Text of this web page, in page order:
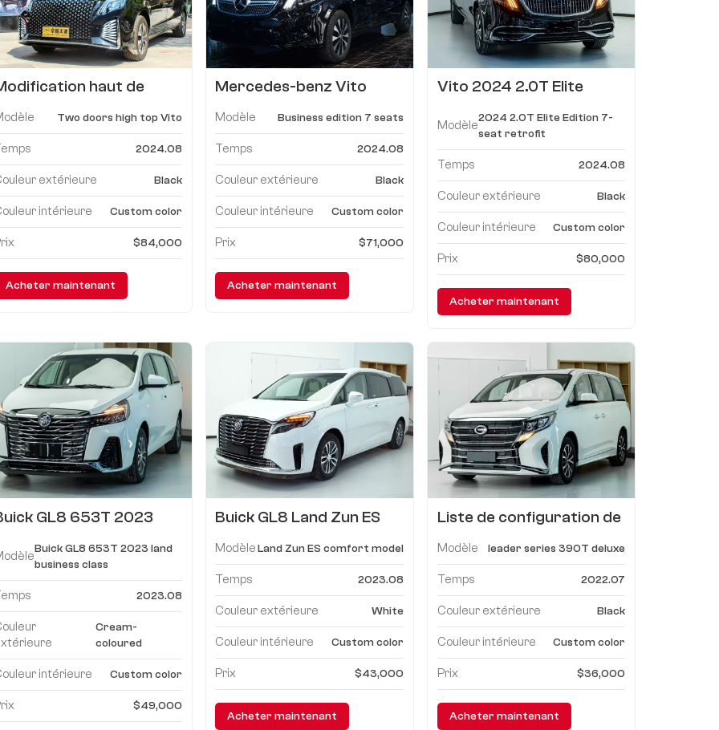
haut de
benz Vito
Two doors high top Vito
2024.08
extérieure Black
intérieure Custom color
$84,000
Acheter maintenant
Mercedes-benz Vito
business 7 places
rénovation
Modèle Business edition 7 seats
Temps 2024.08
Couleur extérieure Black
Couleur intérieure Custom color
Prix $71,000
Acheter maintenant
Vito 2024 2.0T Elite
modernisé
Modèle
2024 2.0T Elite Edition 7-
seat retrofit
Temps 2024.08
Couleur extérieure Black
Couleur intérieure Custom color
Prix $80,000
Acheter maintenant
GL8 653T 2023
Buick GL8 653T 2023 land
business class
2023.08
Cream-
coloured
intérieure Custom color
$49,000
Buick GL8 Land Zun ES
ModèleLand Zun ES comfort model
Temps 2023.08
Couleur extérieure White
Couleur intérieure Custom color
Prix $43,000
Acheter maintenant
Liste de configuration de
de luxe Trumpchi M8
leader série 390T
Modèle leader series 390T deluxe
Temps 2022.07
Couleur extérieure Black
Couleur intérieure Custom color
Prix $36,000
Acheter maintenant